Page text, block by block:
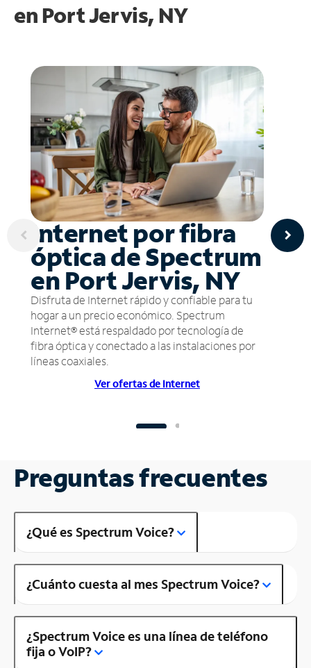
en Port Jervis, NY
Internet por fibra
óptica de Spectrum
en Port Jervis, NY
Disfruta de Internet rápido y confiable para tu
hogar a un precio económico. Spectrum
Internet® está respaldado por tecnología de
fibra óptica y conectado a las instalaciones por
líneas coaxiales.
Ver ofertas de Internet
Preguntas frecuentes
¿Qué es Spectrum Voice?
¿Cuánto cuesta al mes Spectrum Voice?
¿Spectrum Voice es una línea de teléfono
fija o VoIP?